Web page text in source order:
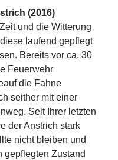
(2016)
und die Witterung
laufend gepflegt
Bereits vor ca. 30
Feuerwehr
die Fahne
seither mit einer
Seit Ihrer letzten
der Anstrich stark
nicht bleiben und
gepflegten Zustand